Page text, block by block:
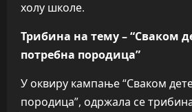
холу школе.
Трибина на тему – “Сваком
потребна породица”
У оквиру кампање “Сваком
породица”, одржала се